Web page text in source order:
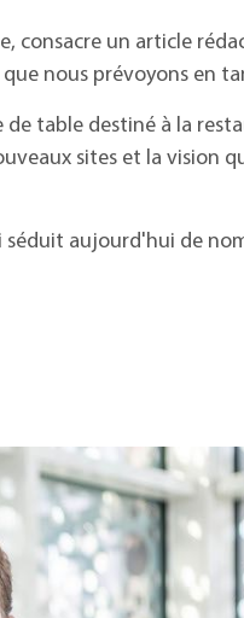
consacre un article
nous prévoyons en
table destiné à la
sites et la vision
aujourd'hui de